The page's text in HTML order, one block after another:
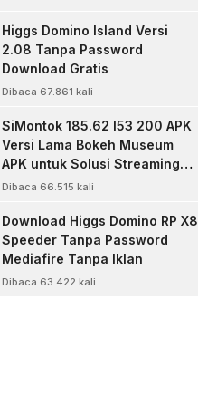
Higgs Domino Island Versi
2.08 Tanpa Password
Download Gratis
Dibaca 67.861 kali
SiMontok 185.62 l53 200 APK
Versi Lama Bokeh Museum
APK untuk Solusi Streaming
Video Bokeh Tanpa Batas
Dibaca 66.515 kali
Download Higgs Domino RP X8
Speeder Tanpa Password
Mediafire Tanpa Iklan
Dibaca 63.422 kali